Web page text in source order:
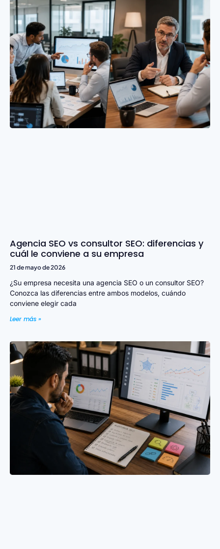
Agencia SEO vs consultor SEO: diferencias y
cuál le conviene a su empresa
21 de mayo de 2026
¿Su empresa necesita una agencia SEO o un consultor SEO?
Conozca las diferencias entre ambos modelos, cuándo
conviene elegir cada
Leer más »